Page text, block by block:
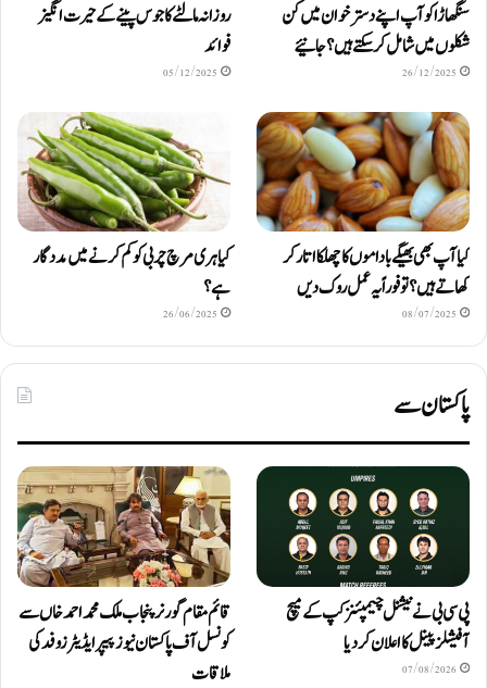
سنگھاڑا کو آپ اپنے دستر خوان میں کن
شکلوں میں شامل کرسکتے ہیں ؟ جانیئے
26/12/2025
روزانہ مالٹے کا جوس پینے کے حیرت انگیز
فوائد
05/12/2025
کیا آپ بھی بھیگے باداموں کا چھلکا اتار کر
کھاتے ہیں؟ تو فوراً یہ عمل روک دیں
08/07/2025
کیا ہری مرچ چربی کو کم کرنے میں مددگار
ہے؟
26/06/2025
پاکستان سے
پی سی بی نے نیشنل چیمپئنز کپ کے میچ
آفیشلز پینل کا اعلان کر دیا
07/08/2026
قائم مقام گورنر پنجاب ملک محمد احمد خاں سے
کونسل آف پاکستان نیوز پیپر ایڈیٹرزوفد کی
ملاقات